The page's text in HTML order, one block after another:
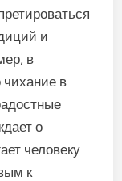
и
в
чихание в
о
человеку
к